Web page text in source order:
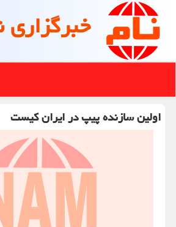
خبرگزاری
اولین سازنده پیپ در ایران کیست